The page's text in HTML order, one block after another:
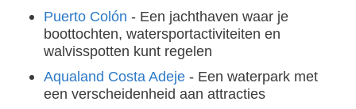
Puerto Colón - Een jachthaven waar je
boottochten, watersportactiviteiten en
walvisspotten kunt regelen
Aqualand Costa Adeje - Een waterpark met
een verscheidenheid aan attracties